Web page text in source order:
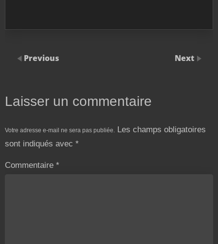
Previous Next
Laisser un commentaire
Votre adresse e-mail ne sera pas publiée. Les champs obligatoires
sont indiqués avec *
Commentaire *